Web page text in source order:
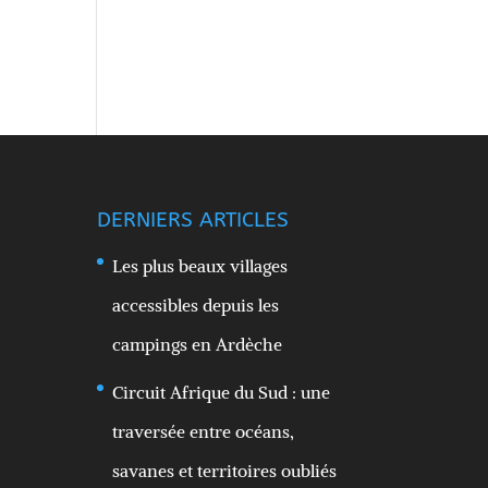
DERNIERS ARTICLES
Les plus beaux villages
accessibles depuis les
campings en Ardèche
Circuit Afrique du Sud : une
traversée entre océans,
savanes et territoires oubliés